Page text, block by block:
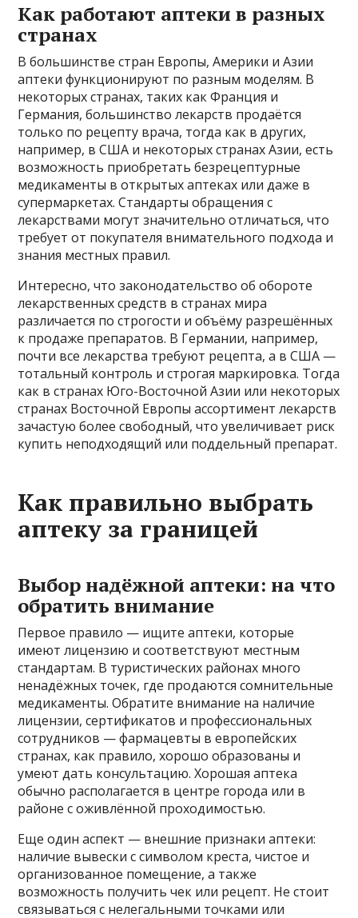
Как работают аптеки в разных
странах
В большинстве стран Европы, Америки и Азии
аптеки функционируют по разным моделям. В
некоторых странах, таких как Франция и
Германия, большинство лекарств продаётся
только по рецепту врача, тогда как в других,
например, в США и некоторых странах Азии, есть
возможность приобретать безрецептурные
медикаменты в открытых аптеках или даже в
супермаркетах. Стандарты обращения с
лекарствами могут значительно отличаться, что
требует от покупателя внимательного подхода и
знания местных правил.
Интересно, что законодательство об обороте
лекарственных средств в странах мира
различается по строгости и объёму разрешённых
к продаже препаратов. В Германии, например,
почти все лекарства требуют рецепта, а в США —
тотальный контроль и строгая маркировка. Тогда
как в странах Юго-Восточной Азии или некоторых
странах Восточной Европы ассортимент лекарств
зачастую более свободный, что увеличивает риск
купить неподходящий или поддельный препарат.
Как правильно выбрать
аптеку за границей
Выбор надёжной аптеки: на что
обратить внимание
Первое правило — ищите аптеки, которые
имеют лицензию и соответствуют местным
стандартам. В туристических районах много
ненадёжных точек, где продаются сомнительные
медикаменты. Обратите внимание на наличие
лицензии, сертификатов и профессиональных
сотрудников — фармацевты в европейских
странах, как правило, хорошо образованы и
умеют дать консультацию. Хорошая аптека
обычно располагается в центре города или в
районе с оживлённой проходимостью.
Еще один аспект — внешние признаки аптеки:
наличие вывески с символом креста, чистое и
организованное помещение, а также
возможность получить чек или рецепт. Не стоит
связываться с нелегальными точками или